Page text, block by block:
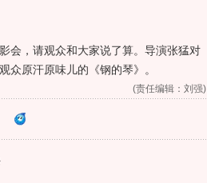
，请观众和大家说了算。导演张猛对
众原汗原味儿的《钢的琴》。
(责任编辑：刘强)